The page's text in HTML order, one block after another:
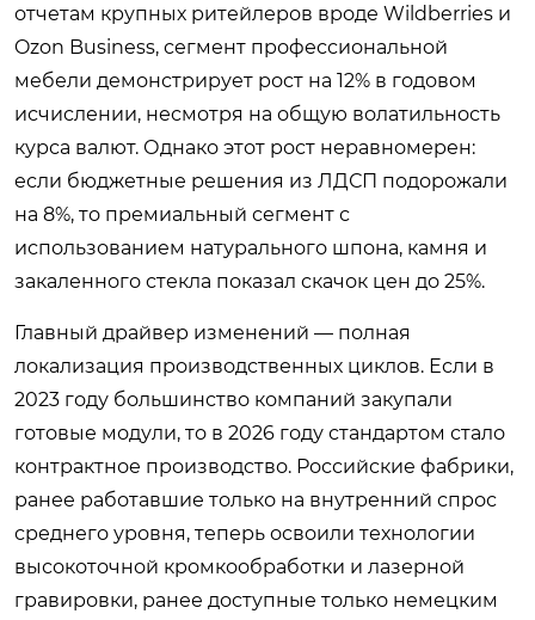
отчетам крупных ритейлеров вроде Wildberries и
Ozon Business, сегмент профессиональной
мебели демонстрирует рост на 12% в годовом
исчислении, несмотря на общую волатильность
курса валют. Однако этот рост неравномерен:
если бюджетные решения из ЛДСП подорожали
на 8%, то премиальный сегмент с
использованием натурального шпона, камня и
закаленного стекла показал скачок цен до 25%.
Главный драйвер изменений — полная
локализация производственных циклов. Если в
2023 году большинство компаний закупали
готовые модули, то в 2026 году стандартом стало
контрактное производство. Российские фабрики,
ранее работавшие только на внутренний спрос
среднего уровня, теперь освоили технологии
высокоточной кромкообработки и лазерной
гравировки, ранее доступные только немецким